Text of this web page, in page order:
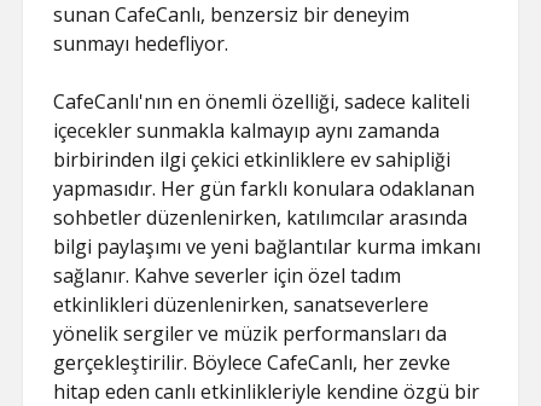
sunan CafeCanlı, benzersiz bir deneyim
sunmayı hedefliyor.
CafeCanlı'nın en önemli özelliği, sadece kaliteli
içecekler sunmakla kalmayıp aynı zamanda
birbirinden ilgi çekici etkinliklere ev sahipliği
yapmasıdır. Her gün farklı konulara odaklanan
sohbetler düzenlenirken, katılımcılar arasında
bilgi paylaşımı ve yeni bağlantılar kurma imkanı
sağlanır. Kahve severler için özel tadım
etkinlikleri düzenlenirken, sanatseverlere
yönelik sergiler ve müzik performansları da
gerçekleştirilir. Böylece CafeCanlı, her zevke
hitap eden canlı etkinlikleriyle kendine özgü bir